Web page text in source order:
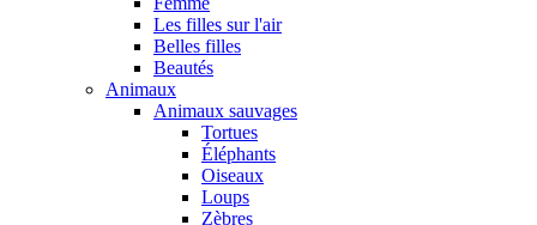
Les filles sur l'air
Belles filles
Beautés
Animaux
Animaux sauvages
Tortues
Éléphants
Oiseaux
Loups
Zèbres